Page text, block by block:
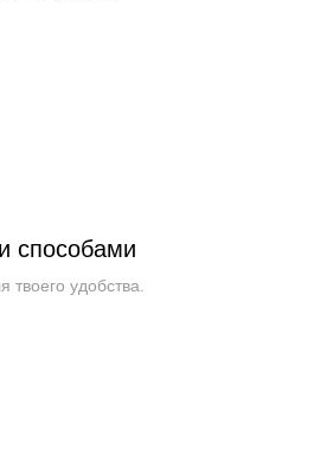
способами
твоего удобства.